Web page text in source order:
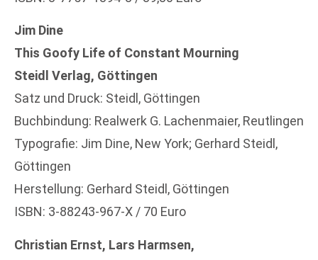
Jim Dine
This Goofy Life of Constant Mourning
Steidl Verlag, Göttingen
Satz und Druck: Steidl, Göttingen
Buchbindung: Realwerk G. Lachenmaier, Reutlingen
Typografie: Jim Dine, New York; Gerhard Steidl,
Göttingen
Herstellung: Gerhard Steidl, Göttingen
ISBN: 3-88243-967-X / 70 Euro
Christian Ernst, Lars Harmsen,